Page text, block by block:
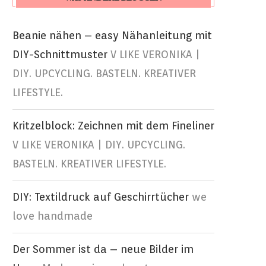
Beanie nähen – easy Nähanleitung mit
DIY-Schnittmuster V LIKE VERONIKA |
DIY. UPCYCLING. BASTELN. KREATIVER
LIFESTYLE.
Kritzelblock: Zeichnen mit dem Fineliner
V LIKE VERONIKA | DIY. UPCYCLING.
BASTELN. KREATIVER LIFESTYLE.
DIY: Textildruck auf Geschirrtücher we
love handmade
Der Sommer ist da – neue Bilder im